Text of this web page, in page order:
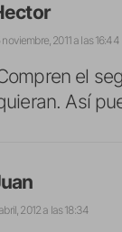
noviembre, 2011 a las 16:44
el
Así
2012 a las 18:34